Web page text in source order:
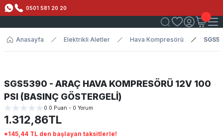
0501 581 20 20
Anasayfa Elektrikli Aletler Hava Kompresörü
SGS5390 - ARAÇ HAVA KOMPRESÖRÜ 12V 100
PSI (BASINÇ GÖSTERGELİ)
0.0 Puan - 0 Yorum
1.312,86TL
*145,44 TL den başlayan taksitlerle!